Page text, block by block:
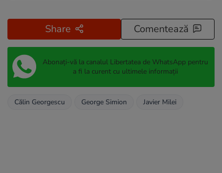
Share Comentează
Abonați-vă la canalul Libertatea de WhatsApp pentru
a fi la curent cu ultimele informații
Călin Georgescu George Simion Javier Milei